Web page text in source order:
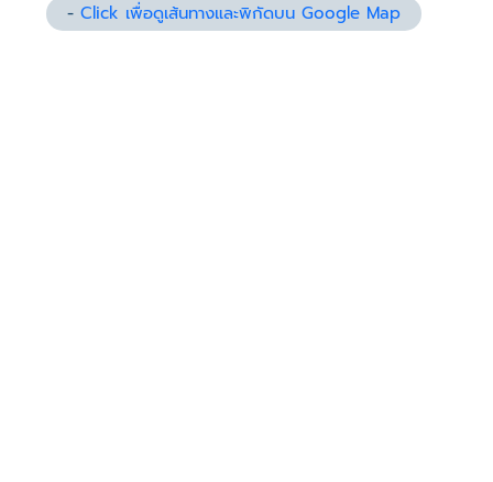
-Click เพื่อดูเส้นทางและพิกัดบน Google Map